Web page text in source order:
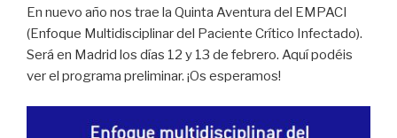
En nuevo año nos trae la Quinta Aventura del EMPACI
(Enfoque Multidisciplinar del Paciente Crítico Infectado).
Será en Madrid los días 12 y 13 de febrero. Aquí podéis
ver el programa preliminar. ¡Os esperamos!